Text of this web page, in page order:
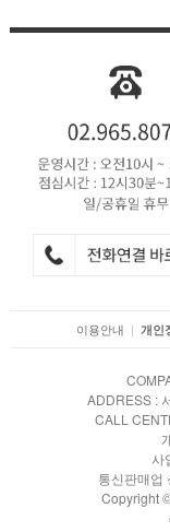
이용안내 | 개인
ADDRESS :
CALL
사
통신판매업
Copyright